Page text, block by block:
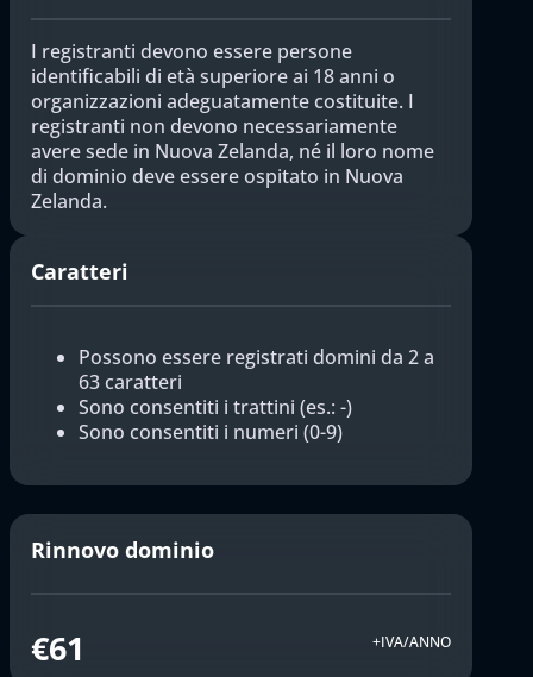
I registranti devono essere persone
identificabili di età superiore ai 18 anni o
organizzazioni adeguatamente costituite. I
registranti non devono necessariamente
avere sede in Nuova Zelanda, né il loro nome
di dominio deve essere ospitato in Nuova
Zelanda.
Caratteri
Possono essere registrati domini da 2 a
63 caratteri
Sono consentiti i trattini (es.: -)
Sono consentiti i numeri (0-9)
Rinnovo dominio
€61 +IVA/ANNO